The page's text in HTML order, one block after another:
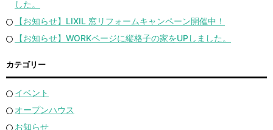
した。
【お知らせ】LIXIL 窓リフォームキャンペーン開催中！
【お知らせ】WORKページに縦格子の家をUPしました。
カテゴリー
イベント
オープンハウス
お知らせ